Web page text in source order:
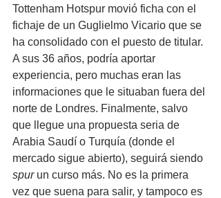
Tottenham Hotspur movió ficha con el
fichaje de un Guglielmo Vicario que se
ha consolidado con el puesto de titular.
A sus 36 años, podría aportar
experiencia, pero muchas eran las
informaciones que le situaban fuera del
norte de Londres. Finalmente, salvo
que llegue una propuesta seria de
Arabia Saudí o Turquía (donde el
mercado sigue abierto), seguirá siendo
spur un curso más. No es la primera
vez que suena para salir, y tampoco es